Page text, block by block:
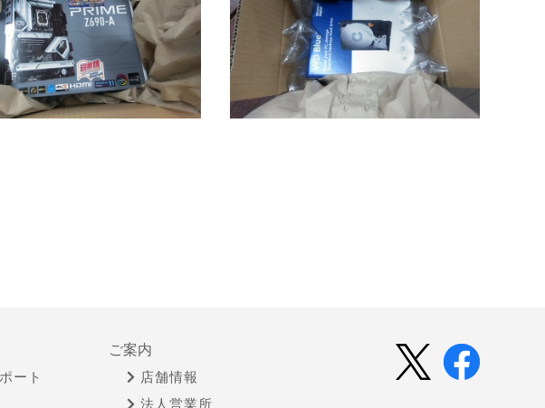
ート
ご案内
店舗情報
法人営業所